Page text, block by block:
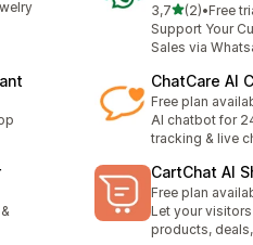
3,75 yıldız
(2)
toplam 2•Free
Support Your
Sales via
ChatCare AI
Free plan
AI chatbot for
tracking & live
CartChat AI
Free plan
Let your
products,